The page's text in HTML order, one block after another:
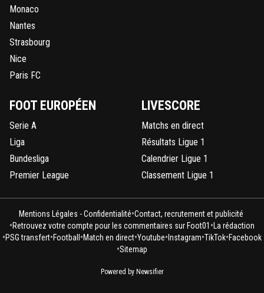
Monaco
Nantes
Strasbourg
Nice
Paris FC
FOOT EUROPÉEN
Serie A
Liga
Bundesliga
Premier League
LIVESCORE
Matchs en direct
Résultats Ligue 1
Calendrier Ligue 1
Classement Ligue 1
Mentions Légales - Confidentialité•Contact, recrutement et publicité
•Retrouvez votre compte pour les commentaires sur Foot01 •La rédaction
•PSG transfert•Football•Match en direct•Youtube•Instagram•TikTok•Facebook
•Sitemap
Powered by Newsifier